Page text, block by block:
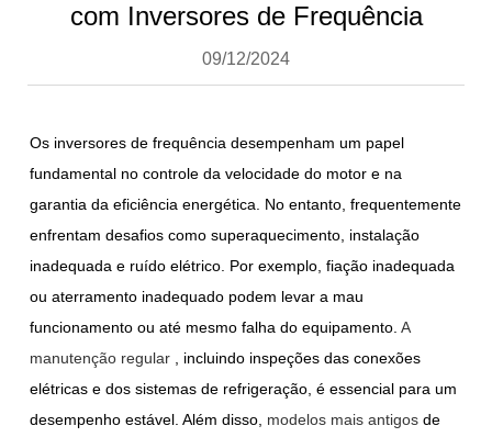
com Inversores de Frequência
09/12/2024
Os inversores de frequência desempenham um papel
fundamental no controle da velocidade do motor e na
garantia da eficiência energética. No entanto, frequentemente
enfrentam desafios como superaquecimento, instalação
inadequada e ruído elétrico. Por exemplo, fiação inadequada
ou aterramento inadequado podem levar a mau
funcionamento ou até mesmo falha do equipamento. A
manutenção regular
, incluindo inspeções das conexões
elétricas e dos sistemas de refrigeração, é essencial para um
desempenho estável. Além disso, modelos mais antigos de